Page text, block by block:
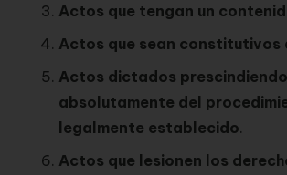
Actos que tengan un
Actos que sean constitutivos
Actos dictados
absolutamente del
legalmente establecido.
Actos que lesionen los